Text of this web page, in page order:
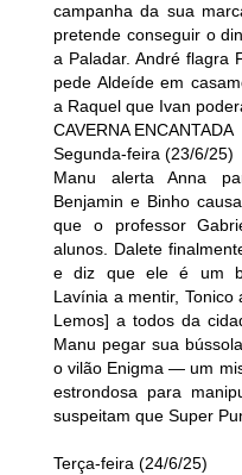
campanha da sua
pretende conseguir o
a Paladar. André flagra
pede Aldeíde em
a Raquel que Ivan
CAVERNA ENCANTADA
Segunda-feira (23/6/25)
Manu alerta Anna
Benjamin e Binho
que o professor
alunos. Dalete
e diz que ele é um
Lavínia a mentir,
Lemos] a todos da
Manu pegar sua
o vilão Enigma — um
estrondosa para
suspeitam que Super
Terça-feira (24/6/25)